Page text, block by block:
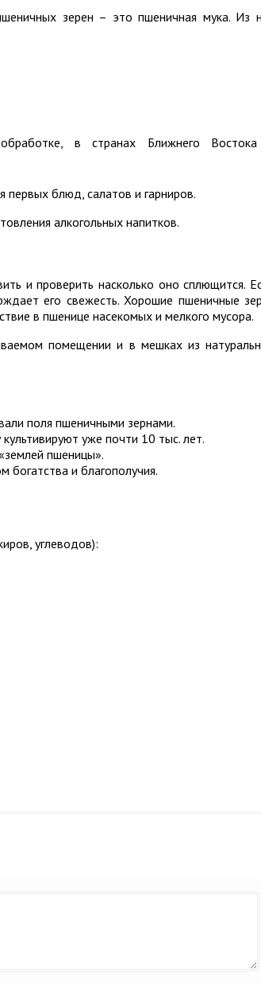
зерен – это пшеничная мука. Из
в странах Ближнего
первых блюд, салатов и гарниров.
алкогольных напитков.
и проверить насколько оно сплющится.
его свежесть. Хорошие пшеничные
в пшенице насекомых и мелкого мусора.
помещении и в мешках из
поля пшеничными зернами.
уже почти 10 тыс. лет.
пшеницы».
богатства и благополучия.
углеводов):